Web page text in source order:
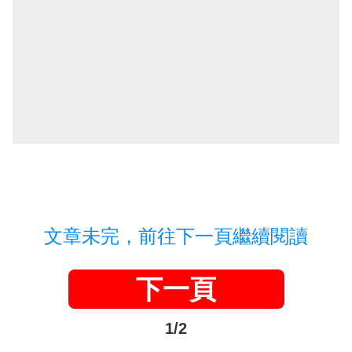
文章未完，前往下一頁繼續閱讀
下一頁
1/2